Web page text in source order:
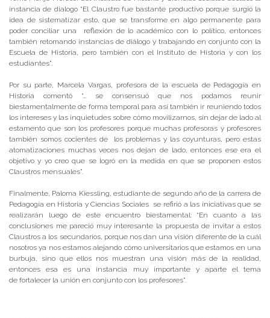
instancia de dialogo “El Claustro fue bastante productivo porque surgió la
idea de sistematizar esto, que se transforme en algo permanente para
poder conciliar una reflexión de lo académico con lo político, entonces
también retomando instancias de diálogo y trabajando en conjunto con la
Escuela de Historia, pero también con el Instituto de Historia y con los
estudiantes”.
Por su parte, Marcela Vargas, profesora de la escuela de Pedagogía en
Historia comentó “… se consensuó que nos podamos reunir
biestamentalmente de forma temporal para así también ir reuniendo todos
los intereses y las inquietudes sobre cómo movilizarnos, sin dejar de lado al
estamento que son los profesores porque muchas profesoras y profesores
también somos cocientes de los problemas y las coyunturas, pero estas
atomatizaciones muchas veces nos dejan de lado, entonces ese era el
objetivo y yo creo que se logró en la medida en que se proponen estos
Claustros mensuales”.
Finalmente, Paloma Kiessling, estudiante de segundo año de la carrera de
Pedagogía en Historia y Ciencias Sociales se refirió a las iniciativas que se
realizarán luego de este encuentro biestamental: “En cuanto a las
conclusiones me pareció muy interesante la propuesta de invitar a estos
Claustros a los secundarios, porque nos dan una visión diferente de la cuál
nosotros ya nos estamos alejando cómo universitarios que estamos en una
burbuja, sino que ellos nos muestran una visión más de la realidad,
entonces esa es una instancia muy importante y aparte el tema
de fortalecer la unión en conjunto con los profesores”.